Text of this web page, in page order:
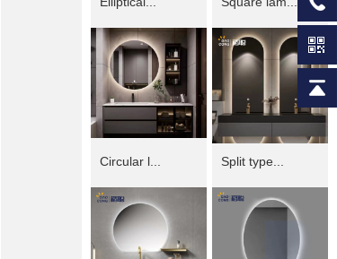
Circular l... Split type...